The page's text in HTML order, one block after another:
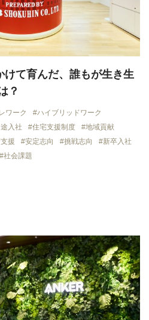
けて育んだ、誰もが生き生
？
ワーク
ハイブリッドワーク
入社 住宅支援制度
地域貢献
援 安定志向 挑戦志向
新卒入社
社会課題